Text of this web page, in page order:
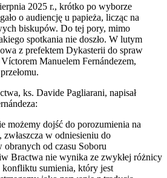
2025 r., krótko po wyborze
o audiencję u papieża, licząc na
biskupów. Do tej pory, mimo
spotkania nie doszło. W lutym
z prefektem Dykasterii do spraw
Manuelem Fernándezem,
ks. Davide Pagliarani, napisał
możemy dojść do porozumienia na
zwłaszcza w odniesieniu do
od czasu Soboru
Bractwa nie wynika ze zwykłej różnicy
sumienia, który jest